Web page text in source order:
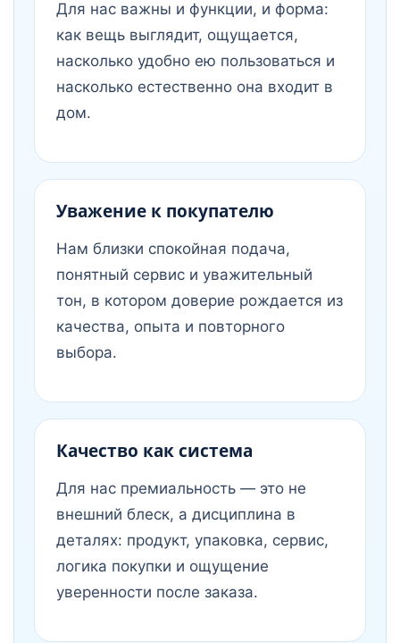
Для нас важны и функции, и форма:
как вещь выглядит, ощущается,
насколько удобно ею пользоваться и
насколько естественно она входит в
дом.
Уважение к покупателю
Нам близки спокойная подача,
понятный сервис и уважительный
тон, в котором доверие рождается из
качества, опыта и повторного
выбора.
Качество как система
Для нас премиальность — это не
внешний блеск, а дисциплина в
деталях: продукт, упаковка, сервис,
логика покупки и ощущение
уверенности после заказа.